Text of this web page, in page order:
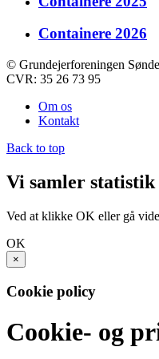
Containere 2026
© Grundejerforeningen
CVR: 35 26 73 95
Om os
Kontakt
Back to top
Vi samler
Ved at klikke OK eller gå
OK
×
Cookie policy
Cookie- og